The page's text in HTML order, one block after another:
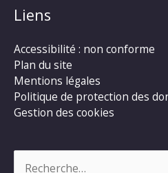
Liens
Accessibilité : non conforme
Plan du site
Mentions légales
Politique de protection des
Gestion des cookies